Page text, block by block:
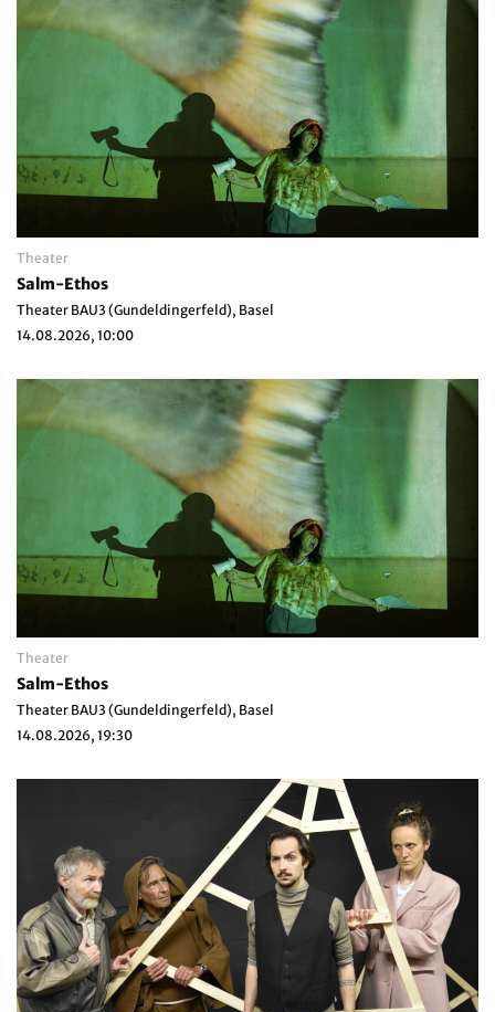
Theater
Salm-Ethos
Theater BAU3 (Gundeldingerfeld), Basel
14.08.2026, 10:00
Theater
Salm-Ethos
Theater BAU3 (Gundeldingerfeld), Basel
14.08.2026, 19:30